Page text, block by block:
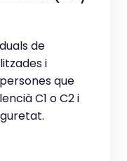
de
i
que
C1 o C2 i